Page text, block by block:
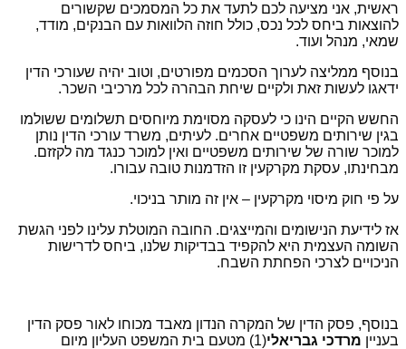
ראשית, אני מציעה לכם לתעד את כל המסמכים שקשורים
להוצאות ביחס לכל נכס, כולל חוזה הלוואות עם הבנקים, מודד,
שמאי, מנהל ועוד.
בנוסף ממליצה לערוך הסכמים מפורטים, וטוב יהיה שעורכי הדין
ידאגו לעשות זאת ולקיים שיחת הבהרה לכל מרכיבי השכר.
החשש הקיים הינו כי לעסקה מסוימת מיוחסים תשלומים ששולמו
בגין שירותים משפטיים אחרים. לעיתים, משרד עורכי הדין נותן
למוכר שורה של שירותים משפטיים ואין למוכר כנגד מה לקזזם.
מבחינתו, עסקת מקרקעין זו הזדמנות טובה עבורו.
על פי חוק מיסוי מקרקעין – אין זה מותר בניכוי.
אז לידיעת הנישומים והמייצגים. החובה המוטלת עלינו לפני הגשת
השומה העצמית היא להקפיד בבדיקות שלנו, ביחס לדרישות
הניכויים לצרכי הפחתת השבח.
בנוסף, פסק הדין של המקרה הנדון מאבד מכוחו לאור פסק הדין
בעניין מרדכי גבריאלי
(1) מטעם בית המשפט העליון מיום